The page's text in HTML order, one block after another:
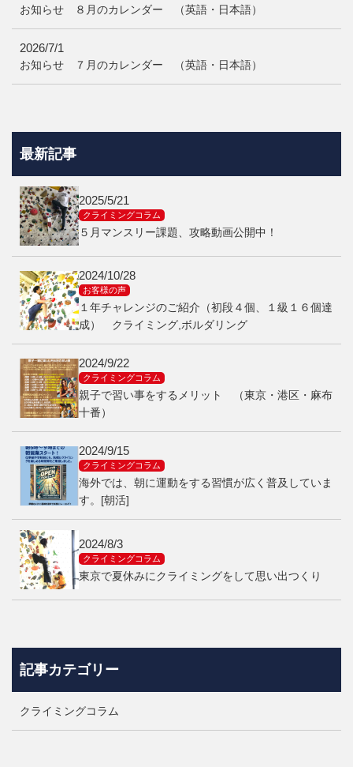
お知らせ ８月のカレンダー （英語・日本語）
2026/7/1
お知らせ ７月のカレンダー （英語・日本語）
最新記事
2025/5/21
クライミングコラム
５月マンスリー課題、攻略動画公開中！
2024/10/28
お客様の声
１年チャレンジのご紹介（初段４個、１級１６個達
成） クライミング,ボルダリング
2024/9/22
クライミングコラム
親子で習い事をするメリット （東京・港区・麻布
十番）
2024/9/15
クライミングコラム
海外では、朝に運動をする習慣が広く普及していま
す。[朝活]
2024/8/3
クライミングコラム
東京で夏休みにクライミングをして思い出つくり
記事カテゴリー
クライミングコラム